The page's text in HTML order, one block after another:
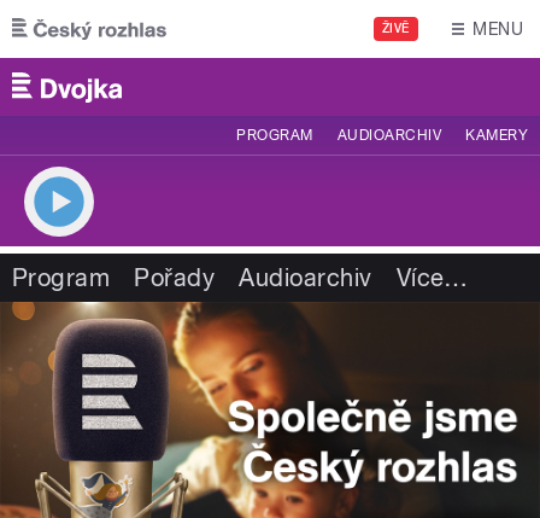
Přejít k hlavnímu obsahu
ŽIVĚ MENU
PROGRAM AUDIOARCHIV KAMERY
Program Pořady Audioarchiv Více…